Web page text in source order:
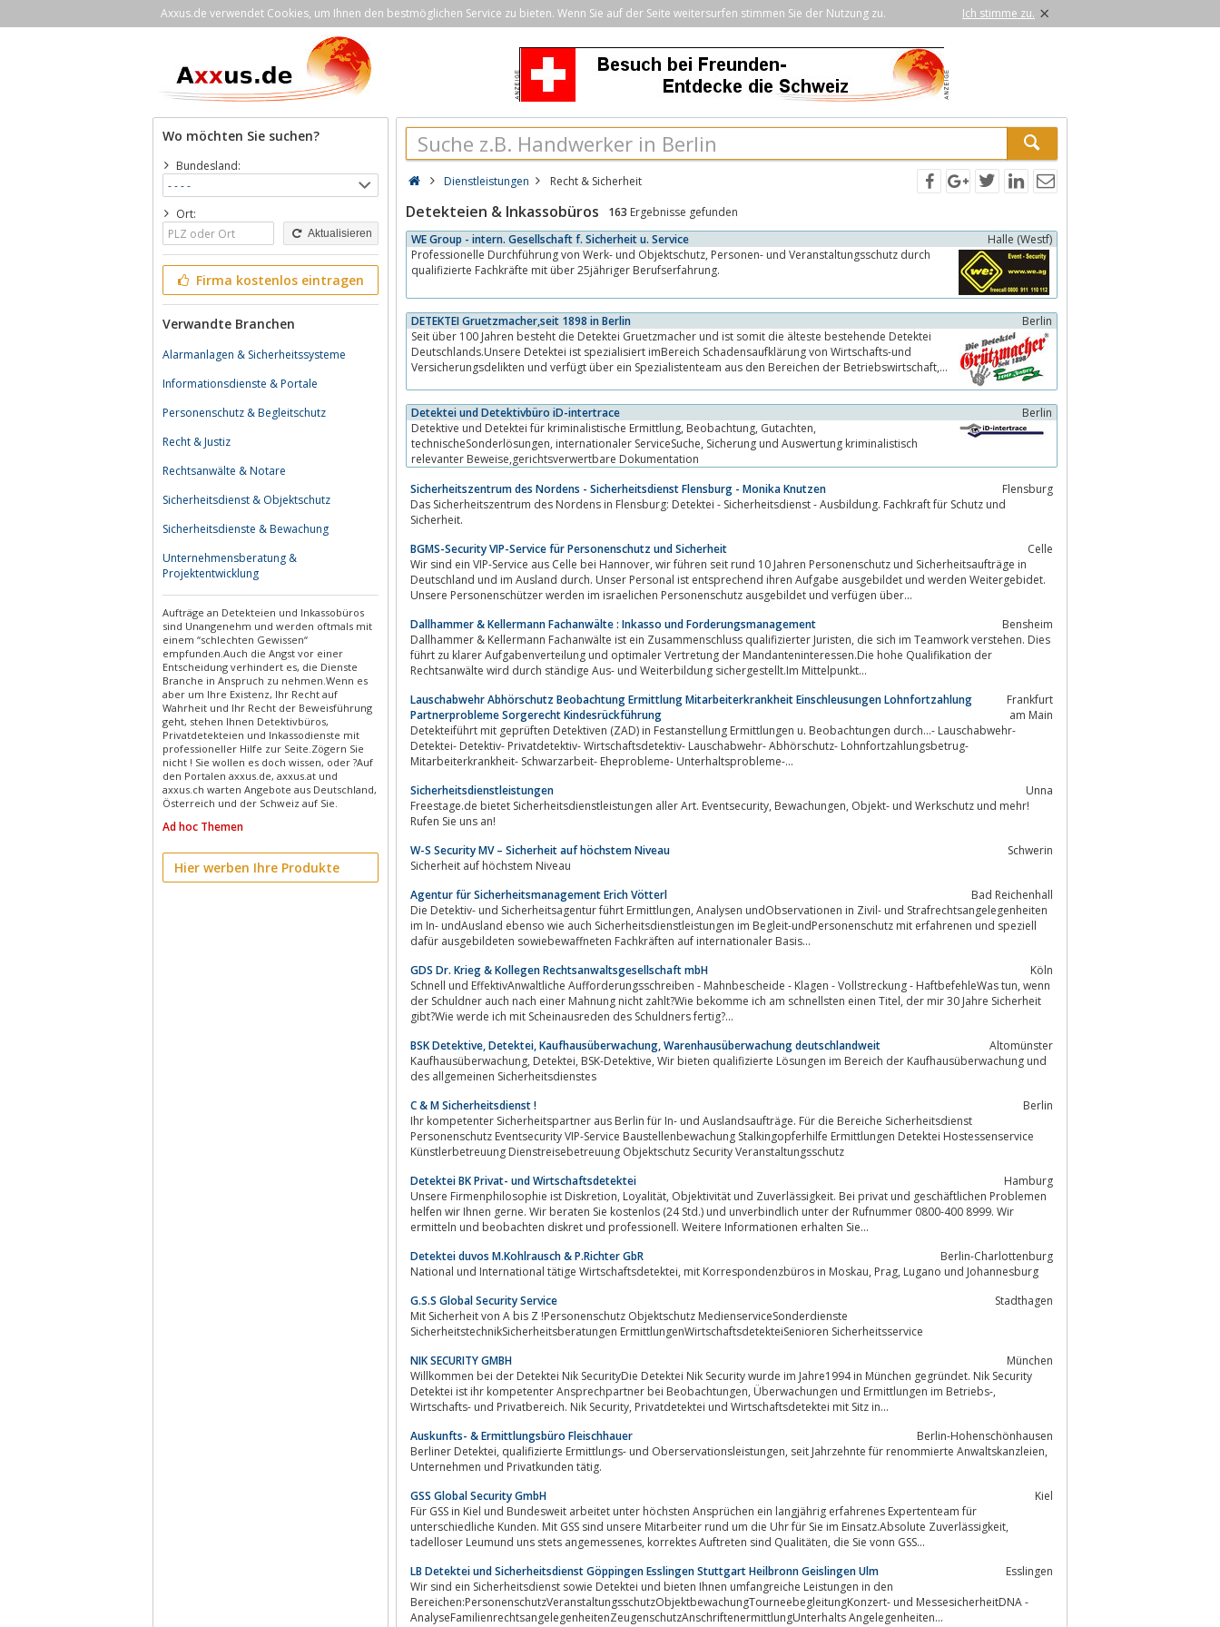
Axxus.de verwendet Cookies, um Ihnen den bestmöglichen Service zu bieten. Wenn Sie auf der Seite weitersurfen stimmen Sie der Nutzung zu. Ich stimme zu. ×
Wo möchten Sie suchen?
Bundesland:
Ort:
Aktualisieren
Firma kostenlos eintragen
Verwandte Branchen
Alarmanlagen & Sicherheitssysteme
Informationsdienste & Portale
Personenschutz & Begleitschutz
Recht & Justiz
Rechtsanwälte & Notare
Sicherheitsdienst & Objektschutz
Sicherheitsdienste & Bewachung
Unternehmensberatung &
Projektentwicklung
Aufträge an Detekteien und Inkassobüros
sind Unangenehm und werden oftmals mit
einem “schlechten Gewissen“
empfunden.Auch die Angst vor einer
Entscheidung verhindert es, die Dienste
Branche in Anspruch zu nehmen.Wenn es
aber um Ihre Existenz, Ihr Recht auf
Wahrheit und Ihr Recht der Beweisführung
geht, stehen Ihnen Detektivbüros,
Privatdetekteien und Inkassodienste mit
professioneller Hilfe zur Seite.Zögern Sie
nicht ! Sie wollen es doch wissen, oder ?Auf
den Portalen axxus.de, axxus.at und
axxus.ch warten Angebote aus Deutschland,
Österreich und der Schweiz auf Sie.
Ad hoc Themen
Hier werben Ihre Produkte
Dienstleistungen Recht & Sicherheit
Detekteien & Inkassobüros 163 Ergebnisse gefunden
WE Group - intern. Gesellschaft f. Sicherheit u. Service
Halle (Westf)
Professionelle Durchführung von Werk- und Objektschutz, Personen- und Veranstaltungsschutz durch
qualifizierte Fachkräfte mit über 25jähriger Berufserfahrung.
DETEKTEI Gruetzmacher,seit 1898 in Berlin
Berlin
Seit über 100 Jahren besteht die Detektei Gruetzmacher und ist somit die älteste bestehende Detektei
Deutschlands.Unsere Detektei ist spezialisiert imBereich Schadensaufklärung von Wirtschafts-und
Versicherungsdelikten und verfügt über ein Spezialistenteam aus den Bereichen der Betriebswirtschaft,
Detektei und Detektivbüro iD-intertrace
Berlin
Detektive und Detektei für kriminalistische Ermittlung, Beobachtung, Gutachten,
technischeSonderlösungen, internationaler ServiceSuche, Sicherung und Auswertung kriminalistisch
relevanter Beweise,gerichtsverwertbare Dokumentation
Sicherheitszentrum des Nordens - Sicherheitsdienst Flensburg - Monika Knutzen
Flensburg
Das Sicherheitszentrum des Nordens in Flensburg: Detektei - Sicherheitsdienst - Ausbildung. Fachkraft für Schutz und
Sicherheit.
BGMS-Security VIP-Service für Personenschutz und Sicherheit
Celle
Wir sind ein VIP-Service aus Celle bei Hannover, wir führen seit rund 10 Jahren Personenschutz und Sicherheitsaufträge in
Deutschland und im Ausland durch. Unser Personal ist entsprechend ihren Aufgabe ausgebildet und werden Weitergebidet.
Unsere Personenschützer werden im israelichen Personenschutz ausgebildet und verfügen über...
Dallhammer & Kellermann Fachanwälte : Inkasso und Forderungsmanagement
Bensheim
Dallhammer & Kellermann Fachanwälte ist ein Zusammenschluss qualifizierter Juristen, die sich im Teamwork verstehen. Dies
führt zu klarer Aufgabenverteilung und optimaler Vertretung der Mandanteninteressen.Die hohe Qualifikation der
Rechtsanwälte wird durch ständige Aus- und Weiterbildung sichergestellt.Im Mittelpunkt...
Lauschabwehr Abhörschutz Beobachtung Ermittlung Mitarbeiterkrankheit Einschleusungen Lohnfortzahlung
Partnerprobleme Sorgerecht Kindesrückführung
Frankfurt
am Main
Detekteiführt mit geprüften Detektiven (ZAD) in Festanstellung Ermittlungen u. Beobachtungen durch...- Lauschabwehr-
Detektei- Detektiv- Privatdetektiv- Wirtschaftsdetektiv- Lauschabwehr- Abhörschutz- Lohnfortzahlungsbetrug-
Mitarbeiterkrankheit- Schwarzarbeit- Eheprobleme- Unterhaltsprobleme-...
Sicherheitsdienstleistungen
Unna
Freestage.de bietet Sicherheitsdienstleistungen aller Art. Eventsecurity, Bewachungen, Objekt- und Werkschutz und mehr!
Rufen Sie uns an!
W-S Security MV – Sicherheit auf höchstem Niveau
Schwerin
Sicherheit auf höchstem Niveau
Agentur für Sicherheitsmanagement Erich Vötterl
Bad Reichenhall
Die Detektiv- und Sicherheitsagentur führt Ermittlungen, Analysen undObservationen in Zivil- und Strafrechtsangelegenheiten
im In- undAusland ebenso wie auch Sicherheitsdienstleistungen im Begleit-undPersonenschutz mit erfahrenen und speziell
dafür ausgebildeten sowiebewaffneten Fachkräften auf internationaler Basis...
GDS Dr. Krieg & Kollegen Rechtsanwaltsgesellschaft mbH
Köln
Schnell und EffektivAnwaltliche Aufforderungsschreiben - Mahnbescheide - Klagen - Vollstreckung - HaftbefehleWas tun, wenn
der Schuldner auch nach einer Mahnung nicht zahlt?Wie bekomme ich am schnellsten einen Titel, der mir 30 Jahre Sicherheit
gibt?Wie werde ich mit Scheinausreden des Schuldners fertig?...
BSK Detektive, Detektei, Kaufhausüberwachung, Warenhausüberwachung deutschlandweit
Altomünster
Kaufhausüberwachung, Detektei, BSK-Detektive, Wir bieten qualifizierte Lösungen im Bereich der Kaufhausüberwachung und
des allgemeinen Sicherheitsdienstes
C & M Sicherheitsdienst !
Berlin
Ihr kompetenter Sicherheitspartner aus Berlin für In- und Auslandsaufträge. Für die Bereiche Sicherheitsdienst
Personenschutz Eventsecurity VIP-Service Baustellenbewachung Stalkingopferhilfe Ermittlungen Detektei Hostessenservice
Künstlerbetreuung Dienstreisebetreuung Objektschutz Security Veranstaltungsschutz
Detektei BK Privat- und Wirtschaftsdetektei
Hamburg
Unsere Firmenphilosophie ist Diskretion, Loyalität, Objektivität und Zuverlässigkeit. Bei privat und geschäftlichen Problemen
helfen wir Ihnen gerne. Wir beraten Sie kostenlos (24 Std.) und unverbindlich unter der Rufnummer 0800-400 8999. Wir
ermitteln und beobachten diskret und professionell. Weitere Informationen erhalten Sie...
Detektei duvos M.Kohlrausch & P.Richter GbR
Berlin-Charlottenburg
National und International tätige Wirtschaftsdetektei, mit Korrespondenzbüros in Moskau, Prag, Lugano und Johannesburg
G.S.S Global Security Service
Stadthagen
Mit Sicherheit von A bis Z !Personenschutz Objektschutz MedienserviceSonderdienste
SicherheitstechnikSicherheitsberatungen ErmittlungenWirtschaftsdetekteiSenioren Sicherheitsservice
NIK SECURITY GMBH
München
Willkommen bei der Detektei Nik SecurityDie Detektei Nik Security wurde im Jahre1994 in München gegründet. Nik Security
Detektei ist ihr kompetenter Ansprechpartner bei Beobachtungen, Überwachungen und Ermittlungen im Betriebs-,
Wirtschafts- und Privatbereich. Nik Security, Privatdetektei und Wirtschaftsdetektei mit Sitz in...
Auskunfts- & Ermittlungsbüro Fleischhauer
Berlin-Hohenschönhausen
Berliner Detektei, qualifizierte Ermittlungs- und Oberservationsleistungen, seit Jahrzehnte für renommierte Anwaltskanzleien,
Unternehmen und Privatkunden tätig.
GSS Global Security GmbH
Kiel
Für GSS in Kiel und Bundesweit arbeitet unter höchsten Ansprüchen ein langjährig erfahrenes Expertenteam für
unterschiedliche Kunden. Mit GSS sind unsere Mitarbeiter rund um die Uhr für Sie im Einsatz.Absolute Zuverlässigkeit,
tadelloser Leumund uns stets angemessenes, korrektes Auftreten sind Qualitäten, die Sie vonn GSS...
LB Detektei und Sicherheitsdienst Göppingen Esslingen Stuttgart Heilbronn Geislingen Ulm
Esslingen
Wir sind ein Sicherheitsdienst sowie Detektei und bieten Ihnen umfangreiche Leistungen in den
Bereichen:PersonenschutzVeranstaltungsschutzObjektbewachungTourneebegleitungKonzert- und MessesicherheitDNA -
AnalyseFamilienrechtsangelegenheitenZeugenschutzAnschriftenermittlungUnterhalts Angelegenheiten...